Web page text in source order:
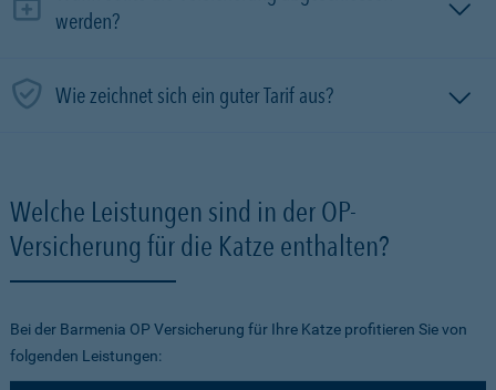
werden?
Wie zeichnet sich ein guter Tarif aus?
Welche Leistungen sind in der OP-
Versicherung für die Katze enthalten?
Bei der Barmenia OP Versicherung für Ihre Katze profitieren Sie von
folgenden Leistungen: